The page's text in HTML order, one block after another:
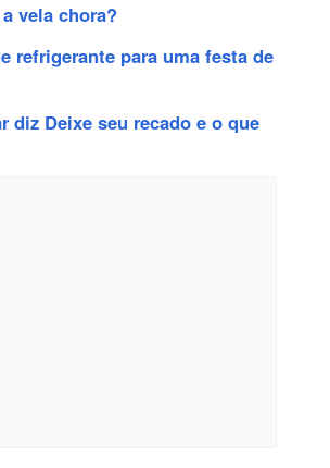
vela chora?
refrigerante para uma festa de
diz Deixe seu recado e o que